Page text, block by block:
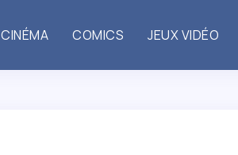
CINÉMA COMICS JEUX VIDÉO